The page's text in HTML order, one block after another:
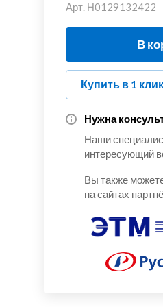
Арт. Н0129132422
В
Купить в 1 клик
Нужна
Наши
интересующий
Вы также
на сайтах